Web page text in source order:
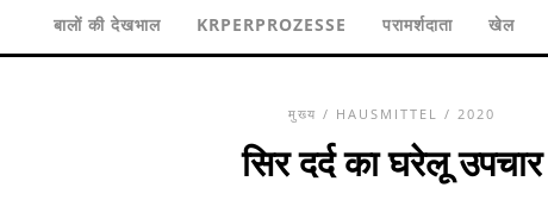
बालों की देखभाल KRPERPROZESSE परामर्शदाता खेल
मुख्य / HAUSMITTEL / 2020
सिर दर्द का घरेलू उपचार